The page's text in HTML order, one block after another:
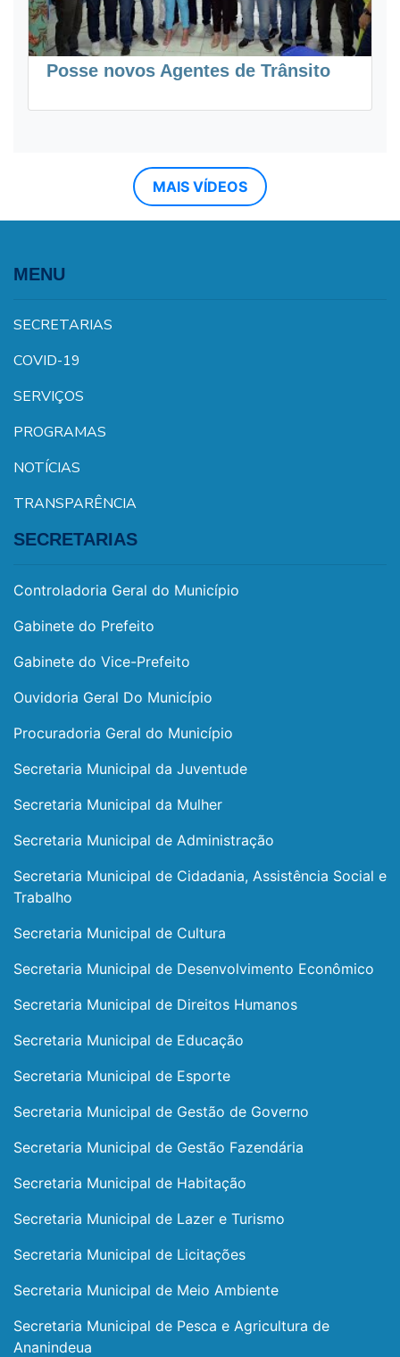
Posse novos Agentes de Trânsito
MAIS VÍDEOS
MENU
SECRETARIAS
COVID-19
SERVIÇOS
PROGRAMAS
NOTÍCIAS
TRANSPARÊNCIA
SECRETARIAS
Controladoria Geral do Município
Gabinete do Prefeito
Gabinete do Vice-Prefeito
Ouvidoria Geral Do Município
Procuradoria Geral do Município
Secretaria Municipal da Juventude
Secretaria Municipal da Mulher
Secretaria Municipal de Administração
Secretaria Municipal de Cidadania, Assistência Social e
Trabalho
Secretaria Municipal de Cultura
Secretaria Municipal de Desenvolvimento Econômico
Secretaria Municipal de Direitos Humanos
Secretaria Municipal de Educação
Secretaria Municipal de Esporte
Secretaria Municipal de Gestão de Governo
Secretaria Municipal de Gestão Fazendária
Secretaria Municipal de Habitação
Secretaria Municipal de Lazer e Turismo
Secretaria Municipal de Licitações
Secretaria Municipal de Meio Ambiente
Secretaria Municipal de Pesca e Agricultura de
Ananindeua